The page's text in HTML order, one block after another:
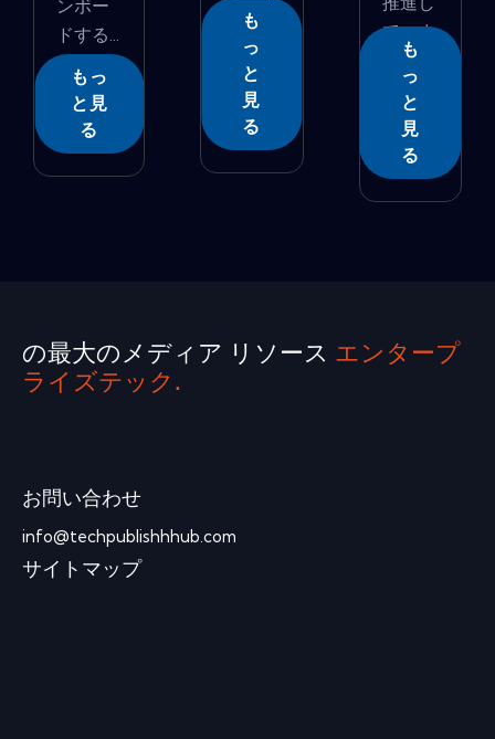
ンボー
ドする...
もっ
と見
る
す...も
っ
と
見
る
ていま
す...も
っ
と
見
る
の最大のメディア リソース エンタープ
ライズテック.
お問い合わせ
info@techpublishhhub.com
サイトマップ